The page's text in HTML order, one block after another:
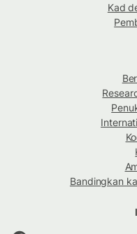
Kad
Bandingkan